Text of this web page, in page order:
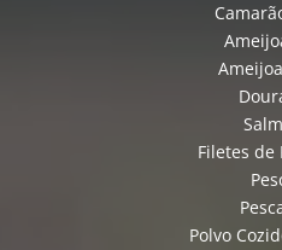
Filetes de
Polvo